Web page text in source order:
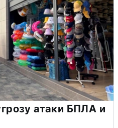
атаки БПЛА и